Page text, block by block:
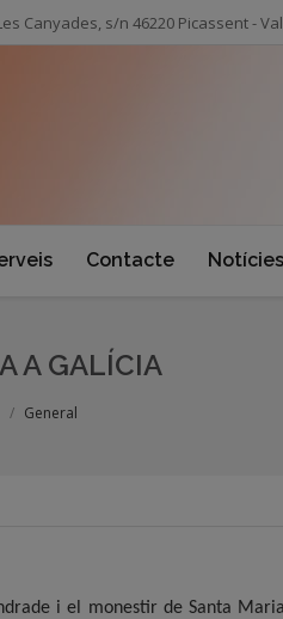
Canyades, s/n 46220 Picassent -
Contacte Notícies
A GALÍCIA
General
i el monestir de Santa